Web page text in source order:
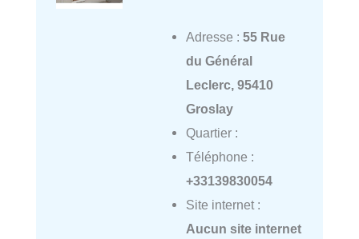
Adresse : 55 Rue
du Général
Leclerc, 95410
Groslay
Quartier :
Téléphone :
+33139830054
Site internet :
Aucun site internet